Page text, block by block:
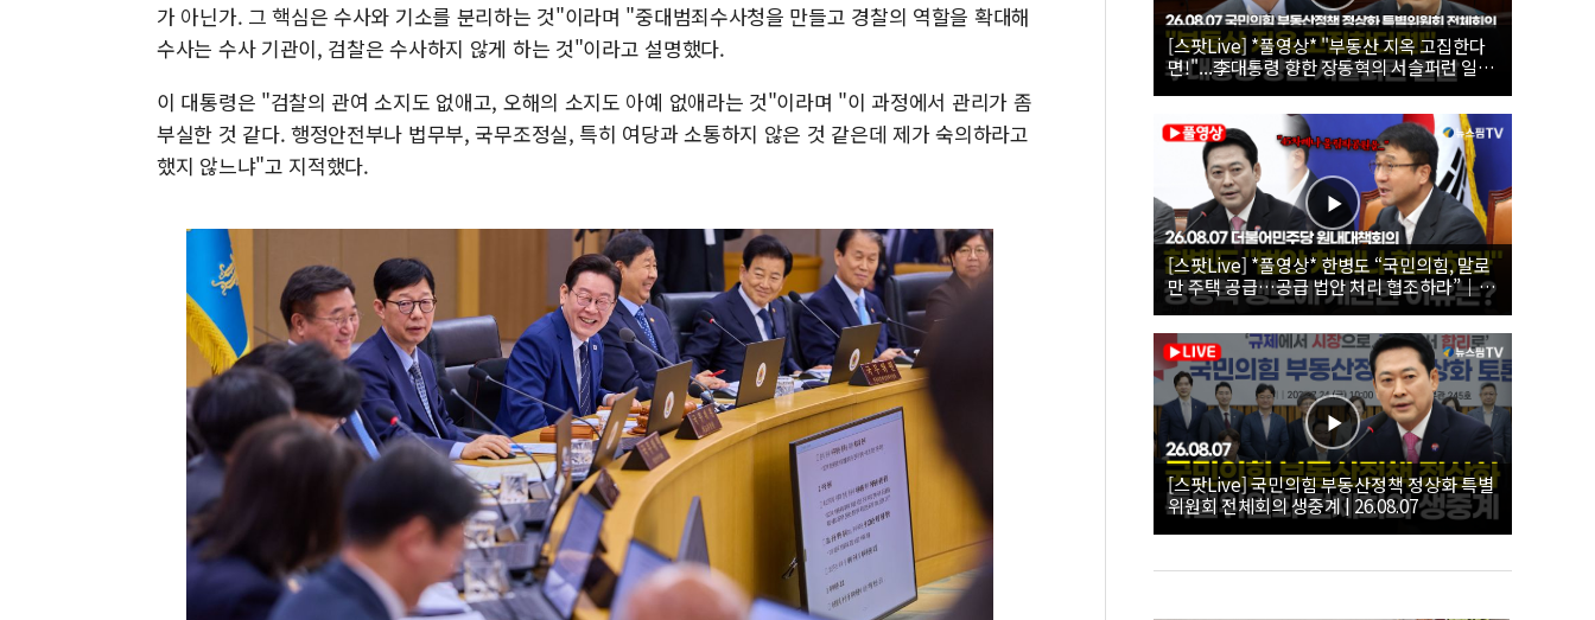
가 아닌가. 그 핵심은 수사와 기소를 분리하는 것"이라며 "중대범죄수사청을 만들고 경찰의 역할을 확대해
수사는 수사 기관이, 검찰은 수사하지 않게 하는 것"이라고 설명했다.
이 대통령은 "검찰의 관여 소지도 없애고, 오해의 소지도 아예 없애라는 것"이라며 "이 과정에서 관리가 좀
부실한 것 같다. 행정안전부나 법무부, 국무조정실, 특히 여당과 소통하지 않은 것 같은데 제가 숙의하라고
했지 않느냐"고 지적했다.
[스팟Live] *풀영상* "부동산 지옥 고집한다
면!"...李대통령 향한 장동혁의 서슬퍼런 일갈
| 26.08.07 국민의힘 부동산정책 정상화 특별
위원회 전체회의
[스팟Live] *풀영상* 한병도 “국민의힘, 말로
만 주택 공급…공급 법안 처리 협조하라”｜
26.08.07 더불어민주당 원내대책회의
[스팟Live] 국민의힘 부동산정책 정상화 특별
위원회 전체회의 생중계 | 26.08.07